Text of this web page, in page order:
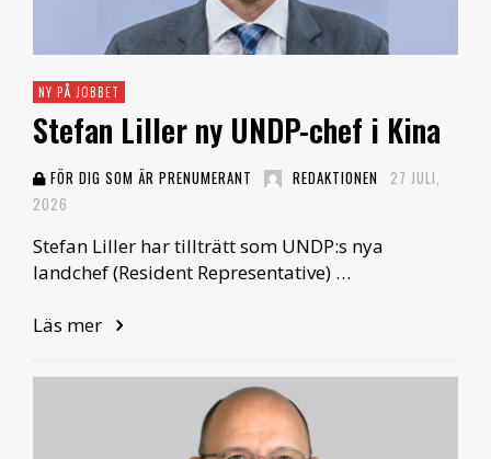
NY PÅ JOBBET
Stefan Liller ny UNDP-chef i Kina
FÖR DIG SOM ÄR PRENUMERANT REDAKTIONEN
27 JULI,
2026
Stefan Liller har tillträtt som UNDP:s nya
landchef (Resident Representative) …
Läs mer